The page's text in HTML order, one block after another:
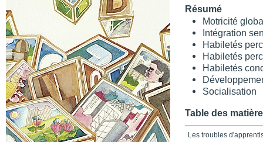
Résumé
Motricité
Intégration
Habiletés
Habiletés
Habiletés
Socialisation
Table des
Les troubles